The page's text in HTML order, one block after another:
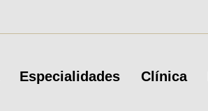
Especialidades Clínica